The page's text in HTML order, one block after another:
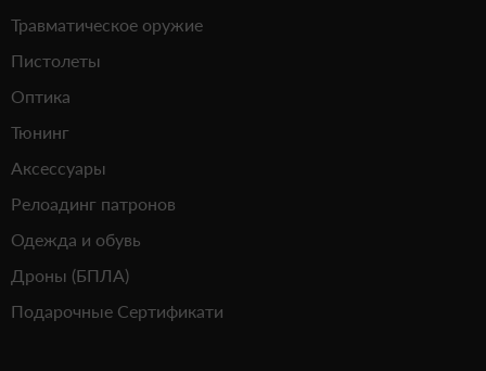
Травматическое оружие
Пистолеты
Оптика
Тюнинг
Аксессуары
Релоадинг патронов
Одежда и обувь
Дроны (БПЛА)
Подарочные Сертификати